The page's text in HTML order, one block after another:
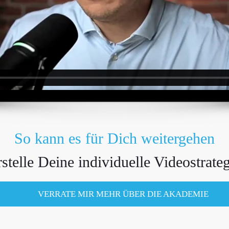
So kann es für Dich weitergehen
Deine individuelle
VERRATE MIR MEHR ÜBER DIE AKADEMIE